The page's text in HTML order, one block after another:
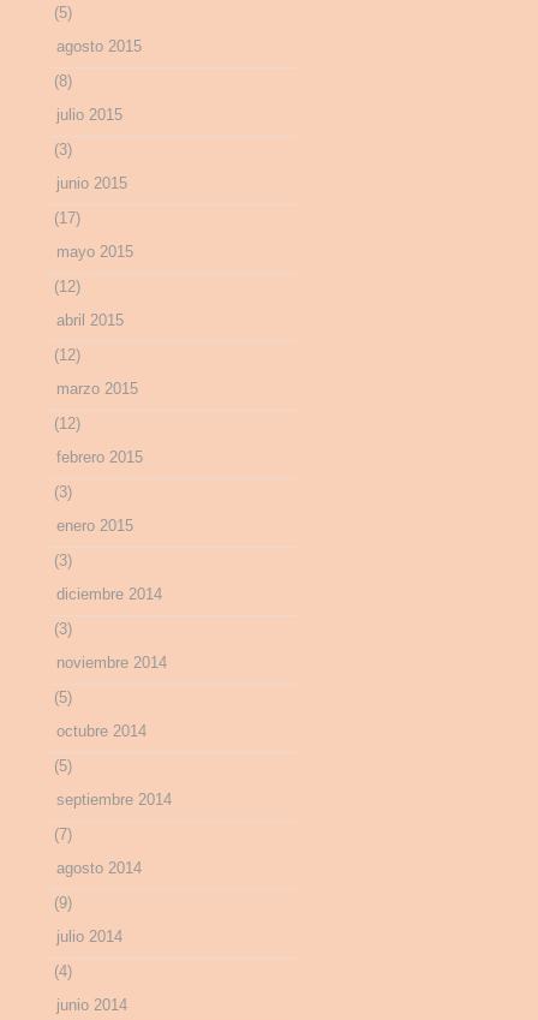
(5)
agosto 2015
(8)
julio 2015
(3)
junio 2015
(17)
mayo 2015
(12)
abril 2015
(12)
marzo 2015
(12)
febrero 2015
(3)
enero 2015
(3)
diciembre 2014
(3)
noviembre 2014
(5)
octubre 2014
(5)
septiembre 2014
(7)
agosto 2014
(9)
julio 2014
(4)
junio 2014